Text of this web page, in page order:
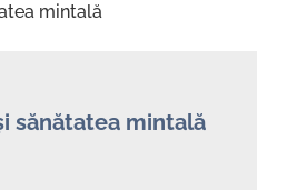
mintală
sănătatea mintală